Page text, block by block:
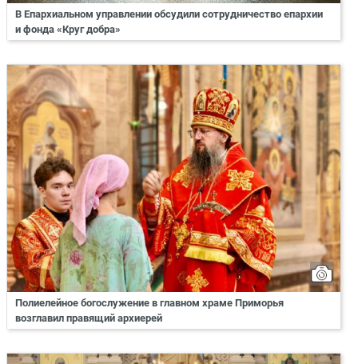
В Епархиальном управлении обсудили сотрудничество епархии
и фонда «Круг добра»
Полиелейное богослужение в главном храме Приморья
возглавил правящий архиерей